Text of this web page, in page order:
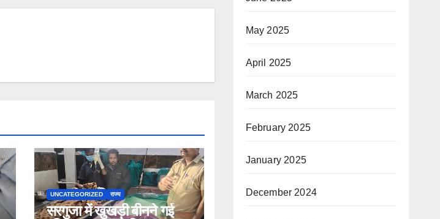
UNCATEGORIZED राज्य
सरगुजा में खुखड़ी बीनने गई
May 2025
April 2025
March 2025
February 2025
January 2025
December 2024